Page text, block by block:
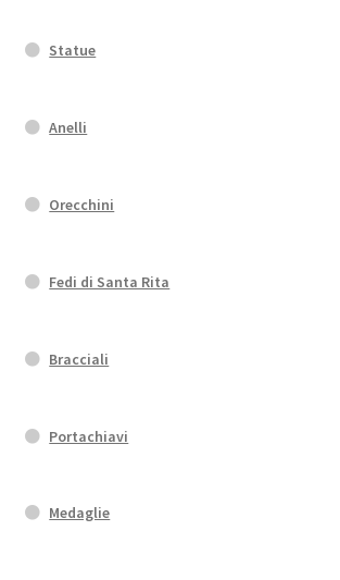
Statue
Anelli
Orecchini
Fedi di Santa Rita
Bracciali
Portachiavi
Medaglie